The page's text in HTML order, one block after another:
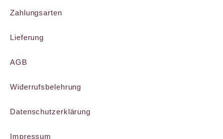
Zahlungsarten
Lieferung
AGB
Widerrufsbelehrung
Datenschutzerklärung
Impressum